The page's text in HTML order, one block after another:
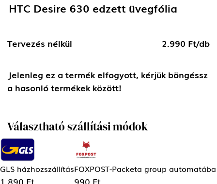
HTC Desire 630 edzett üvegfólia
Tervezés nélkül 2.990 Ft/db
Jelenleg ez a termék elfogyott, kérjük böngéssz
a hasonló termékek között!
Választható szállítási módok
GLS házhozszállítás
1.890 Ft
FOXPOST-Packeta group automatába
990 Ft